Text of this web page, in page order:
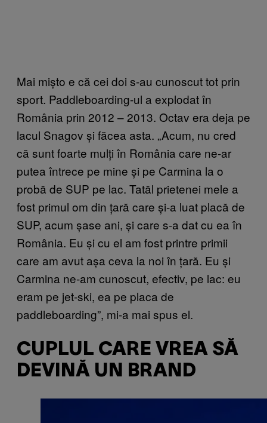
Mai mișto e că cei doi s-au cunoscut tot prin
sport. Paddleboarding-ul a explodat în
România prin 2012 – 2013. Octav era deja pe
lacul Snagov și făcea asta. „Acum, nu cred
că sunt foarte mulți în România care ne-ar
putea întrece pe mine și pe Carmina la o
probă de SUP pe lac. Tatăl prietenei mele a
fost primul om din țară care și-a luat placă de
SUP, acum șase ani, și care s-a dat cu ea în
România. Eu și cu el am fost printre primii
care am avut așa ceva la noi în țară. Eu și
Carmina ne-am cunoscut, efectiv, pe lac: eu
eram pe jet-ski, ea pe placa de
paddleboarding”, mi-a mai spus el.
CUPLUL CARE VREA SĂ
DEVINĂ UN BRAND